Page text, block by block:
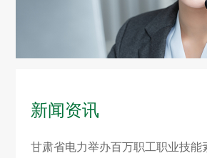
新闻资讯
甘肃省电力举办百万职工职业技能